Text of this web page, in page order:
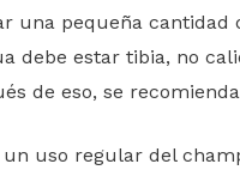
una pequeña
debe estar tibia, no
de eso, se
un uso regular del